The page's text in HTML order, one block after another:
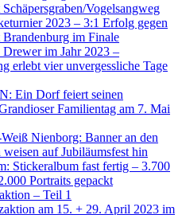
Vogelsangweg
2023 – 3:1 Erfolg gegen
Brandenburg im Finale
im Jahr 2023 –
erlebt vier unvergessliche Tage
Ein Dorf feiert seinen
Familientag am 7. Mai
Nienborg: Banner an den
weisen auf Jubiläumsfest hin
Stickeralbum fast fertig – 3.700
Portraits gepackt
– Teil 1
am 15. + 29. April 2023 im